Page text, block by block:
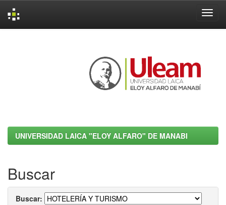
UNIVERSIDAD LAICA "ELOY ALFARO" DE MANABI
Buscar
Buscar: